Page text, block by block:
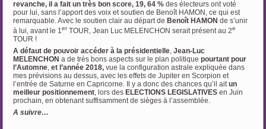
revanche, il a fait un très bon score, 19, 64 %des électeurs ont voté
pour lui, sans l’apport des voix et soutien de Benoît HAMON, ce qui est
remarquable. Avec le soutien clair au départ de Benoît HAMON de s’unir
à lui, avant le 1er TOUR, Jean Luc MELENCHON serait présent au 2e
TOUR !
A défaut de pouvoir accéder à la présidentielle,Jean-Luc
MELENCHONa de très bons aspects sur le plan politiquepourtant pour
l’Automne,et l’année 2018, vue la configuration astrale expliquée dans
mes prévisions au dessus, avec les effets de Jupiter en Scorpion et
l’entrée de Saturne en Capricorne. Il y a donc des chances qu’il aitun
meilleur positionnement, lors des ELECTIONS LEGISLATIVES en Juin
prochain, en obtenant suffisamment de sièges à l’assemblée.
A suivre…